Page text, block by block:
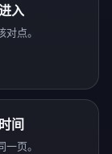
入
点。
间
页。